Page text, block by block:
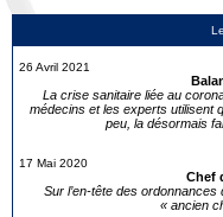
26 Avril 2021
La crise sanitaire liée au
médecins et les experts utilisent
peu, la désormais
17 Mai 2020
Chef
Sur l’en-tête des
« ancien